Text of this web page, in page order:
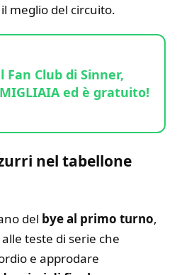
meglio del circuito.
Fan Club di Sinner,
ed è gratuito!
nel tabellone
del bye al primo turno,
teste di serie che
e approdare